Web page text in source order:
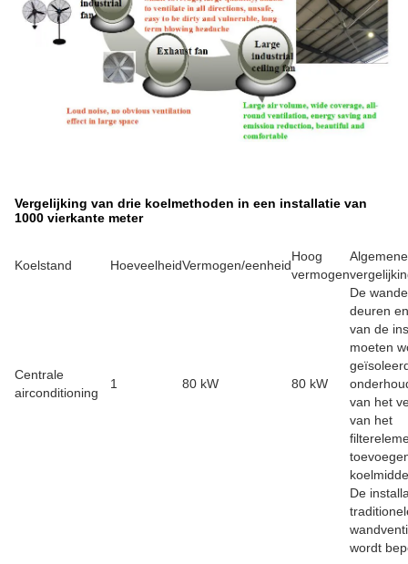
Vergelijking van drie koelmethoden in een installatie van
1000 vierkante meter
Koelstand HoeveelheidVermogen/eenheid
Hoog
vermogen
Algemene
Centrale
airconditioning
1 80 kW 80 kW
De
deuren
van de
moeten
van het
van het
De
wordt